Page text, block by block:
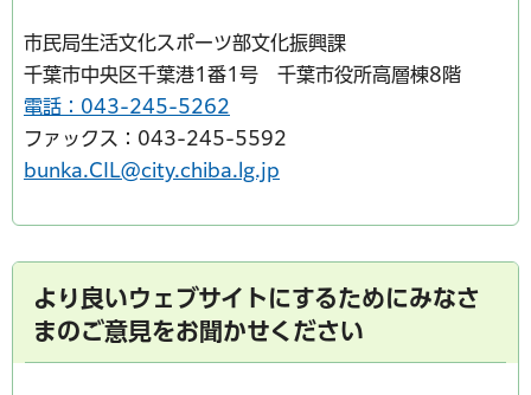
市民局生活文化スポーツ部文化振興課
千葉市中央区千葉港1番1号 千葉市役所高層棟8階
電話：043-245-5262
ファックス：043-245-5592
bunka.CIL@city.chiba.lg.jp
より良いウェブサイトにするためにみなさ
まのご意見をお聞かせください